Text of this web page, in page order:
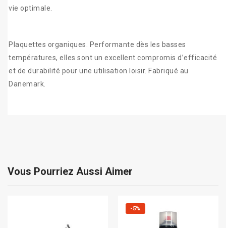
vie optimale.
Plaquettes organiques. Performante dès les basses
températures, elles sont un excellent compromis d’efficacité
et de durabilité pour une utilisation loisir. Fabriqué au
Danemark.
Vous Pourriez Aussi Aimer
-5%